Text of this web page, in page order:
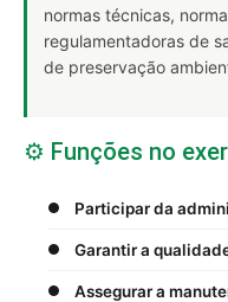
normas técnicas,
regulamentadoras de
de preservação
⚙️ Funções no
Participar da
Garantir a
Assegurar a